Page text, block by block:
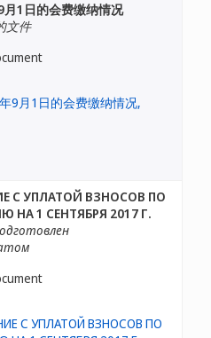
1日的会费缴纳情况
文件
С УПЛАТОЙ ВЗНОСОВ ПО
НА 1 СЕНТЯБРЯ 2017 Г.